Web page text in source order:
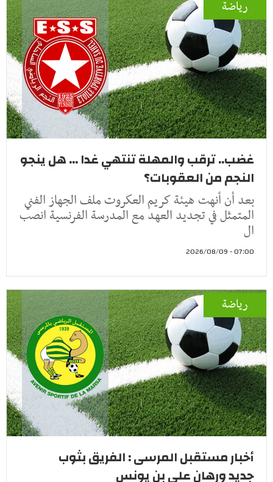
رياضة
غضب.. ترقب والمهلة تنتهي غدا ... هل ينجو
النجم من العقوبات؟
بعد أن أنهت هيئة كريم العكروت ملف الجهاز الفني
المتمثل في تجديد العهد مع المدرسة الفرنسية انصب
ال
07:00 - 2026/08/09
رياضة
أخبار مستقبل المرسى : الفريق بثوب
جديد ورهان على بن يونس